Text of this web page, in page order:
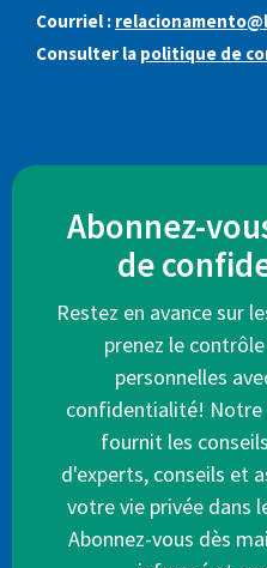
Courriel :
Consulter la politique de
Abonnez-
de
Restez en avance sur
prenez le
personnelles
confidentialité!
fournit les
d'experts, conseils et
votre vie privée dans
Abonnez-vous dès